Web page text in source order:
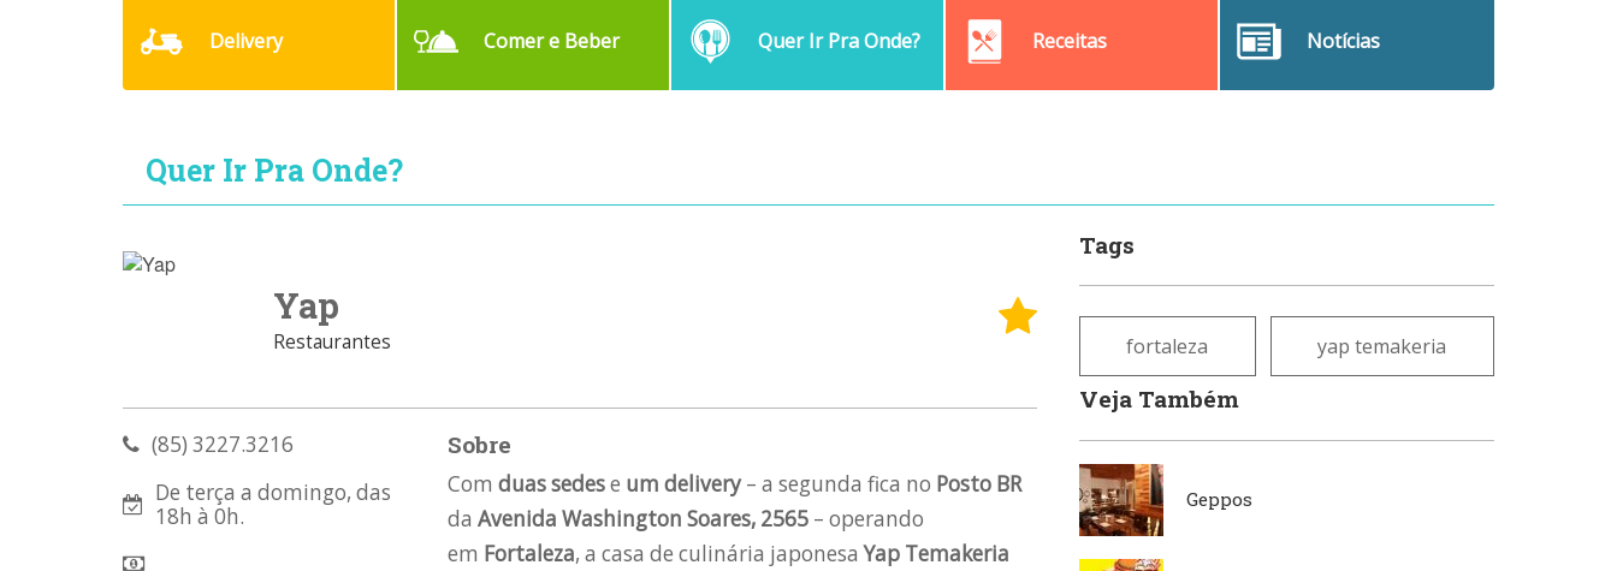
Delivery Comer e Beber Quer Ir Pra Onde? Receitas Notícias
Quer Ir Pra Onde?
Yap
Restaurantes
(85) 3227.3216
De terça a domingo, das
18h à 0h.
Sobre
Com duas sedese um delivery– a segunda fica no Posto BR
da Avenida Washington Soares, 2565 – operando
em Fortaleza, a casa de culinária japonesaYap Temakeria
Tags
fortaleza yap temakeria
Veja Também
Geppos